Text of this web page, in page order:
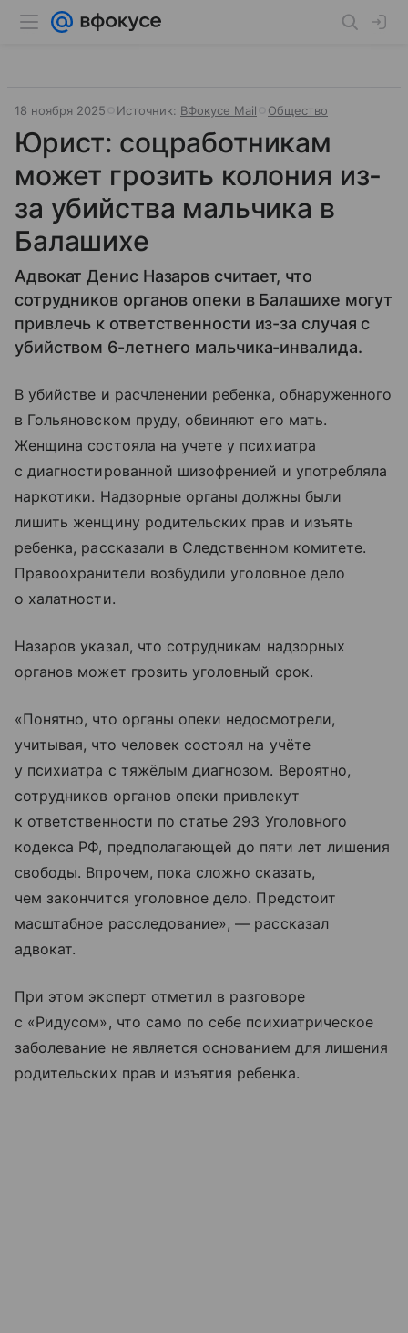
18 ноября 2025 Источник: ВФокусе Mail Общество
Юрист: соцработникам
может грозить колония из-
за убийства мальчика в
Балашихе
Адвокат Денис Назаров считает, что
сотрудников органов опеки в Балашихе могут
привлечь к ответственности из-за случая с
убийством 6-летнего мальчика-инвалида.
В убийстве и расчленении ребенка, обнаруженного
в Гольяновском пруду, обвиняют его мать.
Женщина состояла на учете у психиатра
с диагностированной шизофренией и употребляла
наркотики. Надзорные органы должны были
лишить женщину родительских прав и изъять
ребенка, рассказали в Следственном комитете.
Правоохранители возбудили уголовное дело
о халатности.
Назаров указал, что сотрудникам надзорных
органов может грозить уголовный срок.
«Понятно, что органы опеки недосмотрели,
учитывая, что человек состоял на учёте
у психиатра с тяжёлым диагнозом. Вероятно,
сотрудников органов опеки привлекут
к ответственности по статье 293 Уголовного
кодекса РФ, предполагающей до пяти лет лишения
свободы. Впрочем, пока сложно сказать,
чем закончится уголовное дело. Предстоит
масштабное расследование», — рассказал
адвокат.
При этом эксперт отметил в разговоре
с «Ридусом», что само по себе психиатрическое
заболевание не является основанием для лишения
родительских прав и изъятия ребенка.